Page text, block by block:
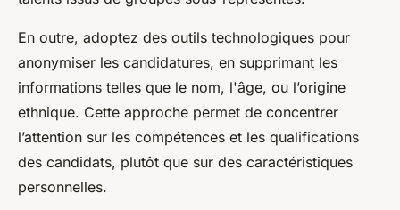
En outre, adoptez des outils technologiques pour
anonymiser les candidatures, en supprimant les
informations telles que le nom, l'âge, ou l’origine
ethnique. Cette approche permet de concentrer
l’attention sur les compétences et les qualifications
des candidats, plutôt que sur des caractéristiques
personnelles.